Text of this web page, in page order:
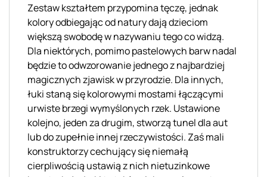
Zestaw kształtem przypomina tęczę, jednak
kolory odbiegając od natury dają dzieciom
większą swobodę w nazywaniu tego co widzą.
Dla niektórych, pomimo pastelowych barw nadal
będzie to odwzorowanie jednego z najbardziej
magicznych zjawisk w przyrodzie. Dla innych,
łuki staną się kolorowymi mostami łączącymi
urwiste brzegi wymyślonych rzek. Ustawione
kolejno, jeden za drugim, stworzą tunel dla aut
lub do zupełnie innej rzeczywistości. Zaś mali
konstruktorzy cechujący się niemałą
cierpliwością ustawią z nich nietuzinkowe